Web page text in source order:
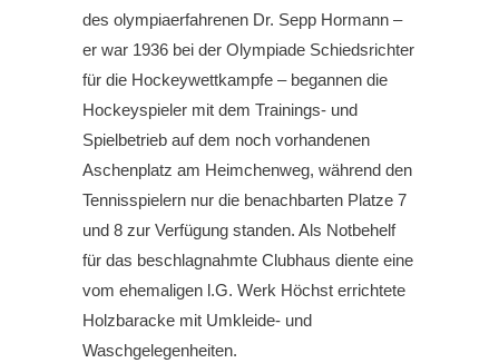
des olympiaerfahrenen Dr. Sepp Hormann –
er war 1936 bei der Olympiade Schiedsrichter
für die Hockeywettkampfe – begannen die
Hockeyspieler mit dem Trainings- und
Spielbetrieb auf dem noch vorhandenen
Aschenplatz am Heimchenweg, während den
Tennisspielern nur die benachbarten Platze 7
und 8 zur Verfügung standen. Als Notbehelf
für das beschlagnahmte Clubhaus diente eine
vom ehemaligen l.G. Werk Höchst errichtete
Holzbaracke mit Umkleide- und
Waschgelegenheiten.